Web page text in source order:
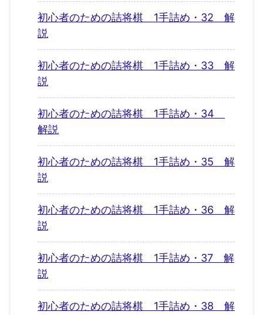
初心者のための詰将棋 1手詰め・32 解
説
初心者のための詰将棋 1手詰め・33 解
説
初心者のための詰将棋 1手詰め・34
解説
初心者のための詰将棋 1手詰め・35 解
説
初心者のための詰将棋 1手詰め・36 解
説
初心者のための詰将棋 1手詰め・37 解
説
初心者のための詰将棋 1手詰め・38 解